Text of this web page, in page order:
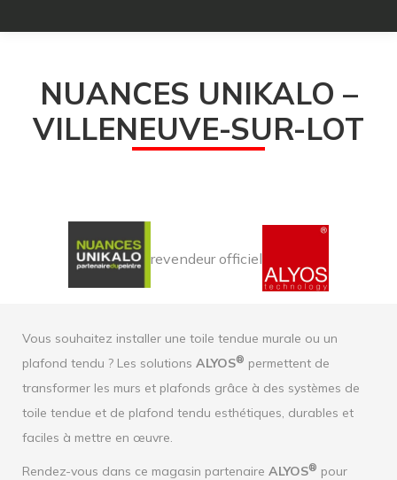
NUANCES UNIKALO –
VILLENEUVE-SUR-LOT
revendeur officiel
Vous souhaitez installer une toile tendue murale ou un
plafond tendu ? Les solutions ALYOS® permettent de
transformer les murs et plafonds grâce à des systèmes de
toile tendue et de plafond tendu esthétiques, durables et
faciles à mettre en œuvre.
Rendez-vous dans ce magasin partenaire ALYOS® pour